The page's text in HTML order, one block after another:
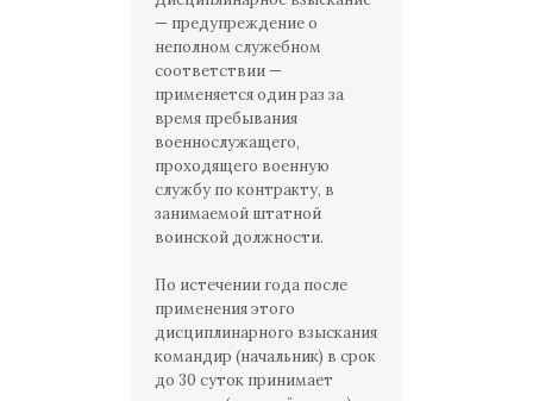
— предупреждение о
неполном служебном
соответствии —
применяется один раз за
время пребывания
военнослужащего,
проходящего военную
службу по контракту, в
занимаемой штатной
воинской должности.
По истечении года после
применения этого
дисциплинарного взыскания
командир (начальник) в срок
до 30 суток принимает